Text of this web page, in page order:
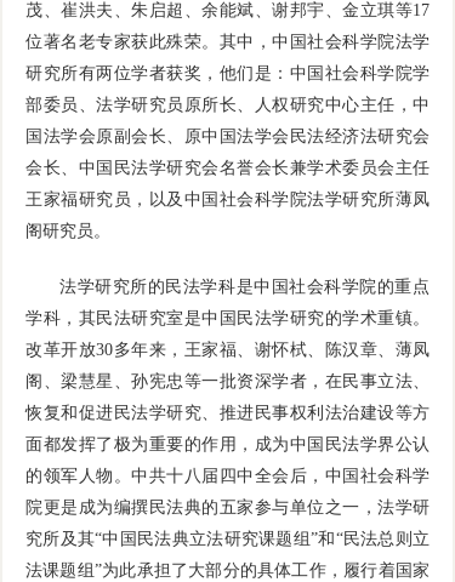
茂、崔洪夫、朱启超、余能斌、谢邦宇、金立琪等17
位著名老专家获此殊荣。其中，中国社会科学院法学
研究所有两位学者获奖，他们是：中国社会科学院学
部委员、法学研究员原所长、人权研究中心主任，中
国法学会原副会长、原中国法学会民法经济法研究会
会长、中国民法学研究会名誉会长兼学术委员会主任
王家福研究员，以及中国社会科学院法学研究所薄凤
阁研究员。
法学研究所的民法学科是中国社会科学院的重点
学科，其民法研究室是中国民法学研究的学术重镇。
改革开放30多年来，王家福、谢怀栻、陈汉章、薄凤
阁、梁慧星、孙宪忠等一批资深学者，在民事立法、
恢复和促进民法学研究、推进民事权利法治建设等方
面都发挥了极为重要的作用，成为中国民法学界公认
的领军人物。中共十八届四中全会后，中国社会科学
院更是成为编撰民法典的五家参与单位之一，法学研
究所及其“中国民法典立法研究课题组”和“民法总则立
法课题组”为此承担了大部分的具体工作，履行着国家